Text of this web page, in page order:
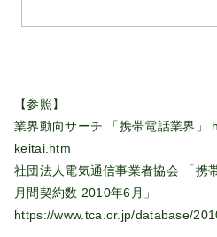
【参照】
業界動向サーチ 「携帯電話業界」
keitai.htm
社団法人電気通信事業者協会 「携
月間契約数 2010年6月」
https://www.tca.or.jp/database/